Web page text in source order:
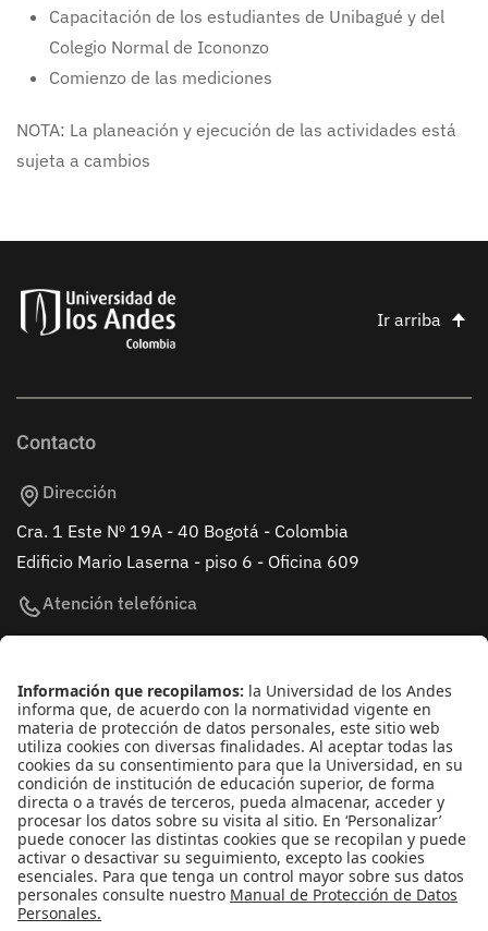
Capacitación de los estudiantes de Unibagué y del
Colegio Normal de Icononzo
Comienzo de las mediciones
NOTA: La planeación y ejecución de las actividades está
sujeta a cambios
Ir arriba
Contacto
Dirección
Cra. 1 Este Nº 19A - 40 Bogotá - Colombia
Edificio Mario Laserna - piso 6 - Oficina 609
Atención telefónica
+(571) 339 49 49 - Ext. 4830
Enlaces de interés
Línea de Transparencia Uniandes
Protección de datos Personales
Transparencia y Acceso a Información Pública